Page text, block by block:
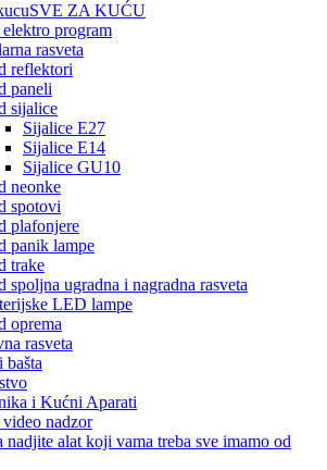
SVE ZA KUĆU
program
rasveta
reflektori
paneli
sijalice
Sijalice E27
Sijalice E14
Sijalice GU10
neonke
spotovi
plafonjere
panik lampe
trake
spoljna ugradna i nagradna rasveta
LED lampe
oprema
rasveta
bašta
i Kućni Aparati
nadzor